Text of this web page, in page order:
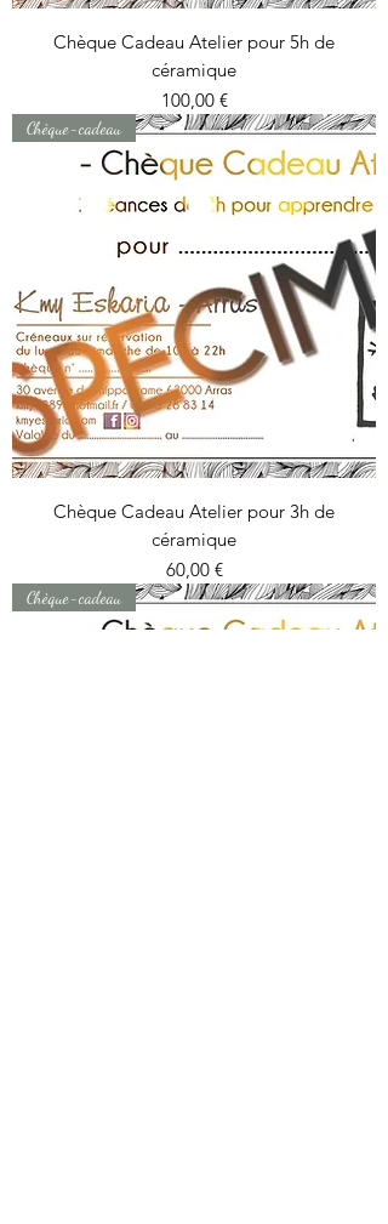
Chèque Cadeau Atelier pour 5h de
céramique
Prix
100,00 €
Chèque-cadeau
Chèque Cadeau Atelier pour 3h de
céramique
Prix
60,00 €
Chèque-cadeau